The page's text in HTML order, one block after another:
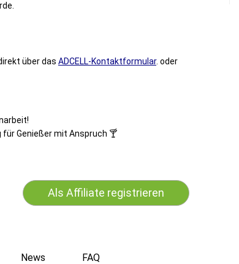
über das ADCELL-Kontaktformular. oder
für Genießer mit Anspruch 🍸
Als Affiliate registrieren
News FAQ